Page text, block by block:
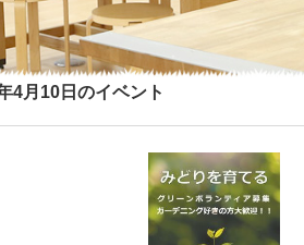
4月10日のイベント